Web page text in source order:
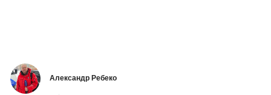
Александр Ребеко